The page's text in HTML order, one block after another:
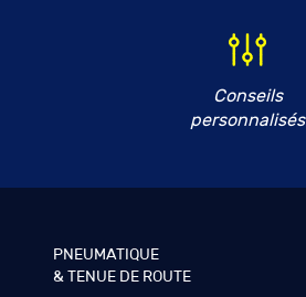
Conseils
personnalisés
PNEUMATIQUE
& TENUE DE ROUTE